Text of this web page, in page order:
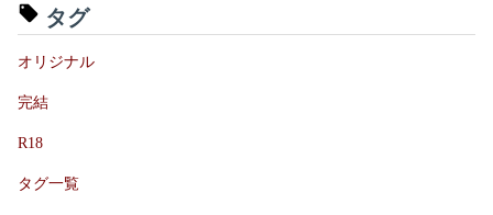
タグ
オリジナル
完結
R18
タグ一覧